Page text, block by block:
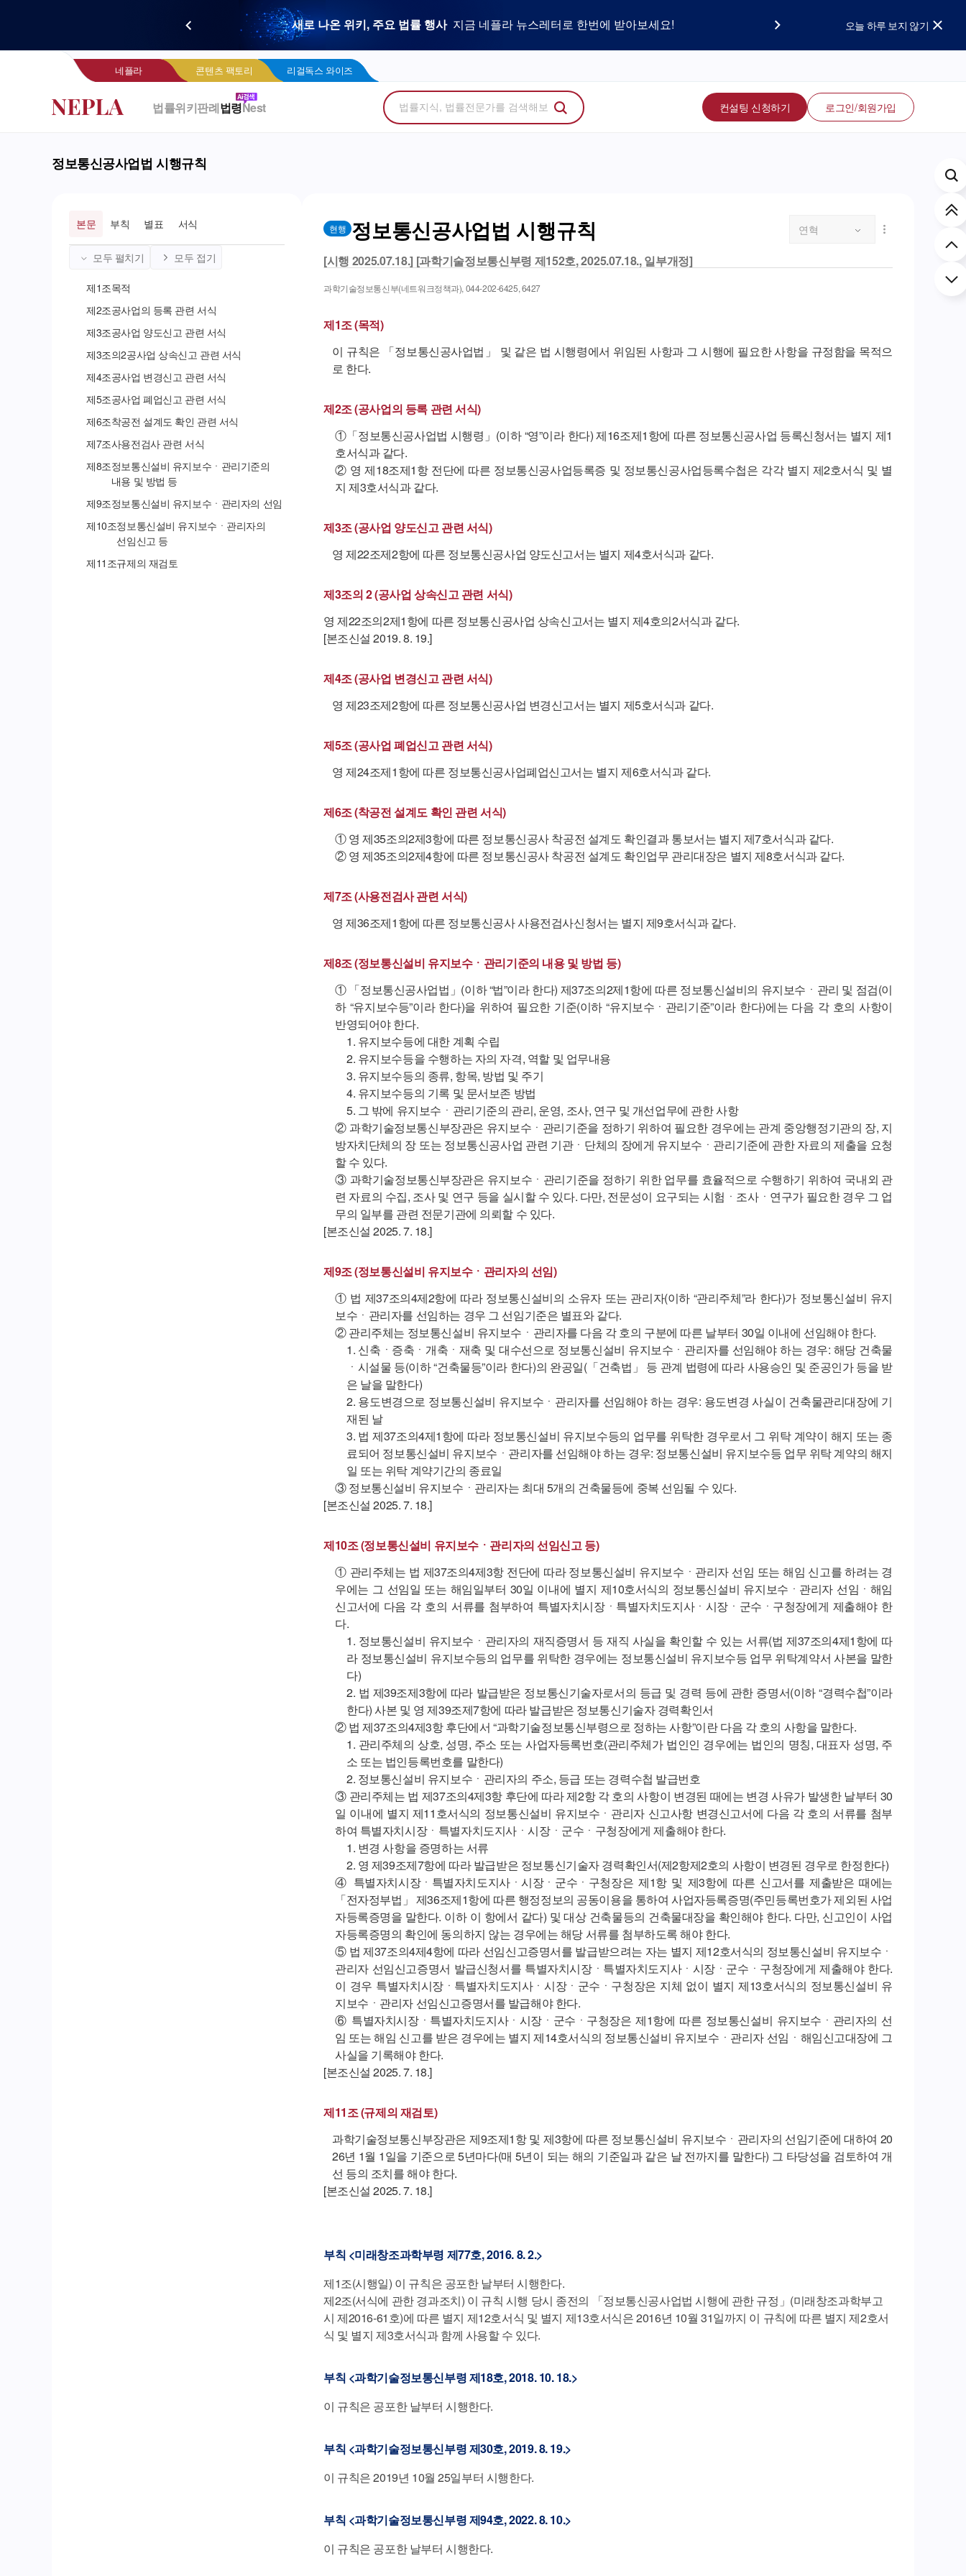
우리 로펌 홈페이지,
콘텐츠 팩토리에서 기고문 1개로 매일 연성하세요.
새로 나온 위키, 주요 법률 행사 지금 네플라 뉴스레터로 한번에 받아보세요!
LegalDocs
Wise 리걸독스 와이즈프로 사전등록 신청하기
네플라 광고 문의 법률 소비자에게 지금 당신의 브랜드를 보여주세요! 오늘 하루 보지 않기
네플라 콘텐츠 팩토리 리걸독스 와이즈
법률위키판례법령Nest 컨설팅 신청하기 로그인/회원가입
정보통신공사업법 시행규칙
본문 부칙 별표 서식
모두 펼치기 모두 접기
제1조목적
제2조공사업의 등록 관련 서식
제3조공사업 양도신고 관련 서식
제3조의2공사업 상속신고 관련 서식
제4조공사업 변경신고 관련 서식
제5조공사업 폐업신고 관련 서식
제6조착공전 설계도 확인 관련 서식
제7조사용전검사 관련 서식
제8조정보통신설비 유지보수ㆍ관리기준의
내용 및 방법 등
제9조정보통신설비 유지보수ㆍ관리자의 선임
제10조정보통신설비 유지보수ㆍ관리자의
선임신고 등
제11 조규제의 재검토
현행 정보통신공사업법 시행규칙 연혁
[시행 2025.07.18.] [과학기술정보통신부령 제152호, 2025.07.18., 일부개정]
과학기술정보통신부(네트워크정책과), 044-202-6425, 6427
제1조 (목적)
이 규칙은 「정보통신공사업법」 및 같은 법 시행령에서 위임된 사항과 그 시행에 필요한 사항을 규정함을 목적으
로 한다.
제2조 (공사업의 등록 관련 서식)
①「정보통신공사업법 시행령」(이하 “영”이라 한다) 제16조제1항에 따른 정보통신공사업 등록신청서는 별지 제1
호서식과 같다.
② 영 제18조제1항 전단에 따른 정보통신공사업등록증 및 정보통신공사업등록수첩은 각각 별지 제2호서식 및 별
지 제3호서식과 같다.
제3조 (공사업 양도신고 관련 서식)
영 제22조제2항에 따른 정보통신공사업 양도신고서는 별지 제4호서식과 같다.
제3조의 2 (공사업 상속신고 관련 서식)
영 제22조의2제1항에 따른 정보통신공사업 상속신고서는 별지 제4호의2서식과 같다.
[본조신설 2019. 8. 19.]
제4조 (공사업 변경신고 관련 서식)
영 제23조제2항에 따른 정보통신공사업 변경신고서는 별지 제5호서식과 같다.
제5조 (공사업 폐업신고 관련 서식)
영 제24조제1항에 따른 정보통신공사업폐업신고서는 별지 제6호서식과 같다.
제6조 (착공전 설계도 확인 관련 서식)
① 영 제35조의2제3항에 따른 정보통신공사 착공전 설계도 확인결과 통보서는 별지 제7호서식과 같다.
② 영 제35조의2제4항에 따른 정보통신공사 착공전 설계도 확인업무 관리대장은 별지 제8호서식과 같다.
제7조 (사용전검사 관련 서식)
영 제36조제1항에 따른 정보통신공사 사용전검사신청서는 별지 제9호서식과 같다.
제8조 (정보통신설비 유지보수ㆍ관리기준의 내용 및 방법 등)
① 「정보통신공사업법」(이하 “법”이라 한다) 제37조의2제1항에 따른 정보통신설비의 유지보수ㆍ관리 및 점검(이
하 “유지보수등”이라 한다)을 위하여 필요한 기준(이하 “유지보수ㆍ관리기준”이라 한다)에는 다음 각 호의 사항이
반영되어야 한다.
1. 유지보수등에 대한 계획 수립
2. 유지보수등을 수행하는 자의 자격, 역할 및 업무내용
3. 유지보수등의 종류, 항목, 방법 및 주기
4. 유지보수등의 기록 및 문서보존 방법
5. 그 밖에 유지보수ㆍ관리기준의 관리, 운영, 조사, 연구 및 개선업무에 관한 사항
② 과학기술정보통신부장관은 유지보수ㆍ관리기준을 정하기 위하여 필요한 경우에는 관계 중앙행정기관의 장, 지
방자치단체의 장 또는 정보통신공사업 관련 기관ㆍ단체의 장에게 유지보수ㆍ관리기준에 관한 자료의 제출을 요청
할 수 있다.
③ 과학기술정보통신부장관은 유지보수ㆍ관리기준을 정하기 위한 업무를 효율적으로 수행하기 위하여 국내외 관
련 자료의 수집, 조사 및 연구 등을 실시할 수 있다. 다만, 전문성이 요구되는 시험ㆍ조사ㆍ연구가 필요한 경우 그 업
무의 일부를 관련 전문기관에 의뢰할 수 있다.
[본조신설 2025. 7. 18.]
제9조 (정보통신설비 유지보수ㆍ관리자의 선임)
① 법 제37조의4제2항에 따라 정보통신설비의 소유자 또는 관리자(이하 “관리주체”라 한다)가 정보통신설비 유지
보수ㆍ관리자를 선임하는 경우 그 선임기준은 별표와 같다.
② 관리주체는 정보통신설비 유지보수ㆍ관리자를 다음 각 호의 구분에 따른 날부터 30일 이내에 선임해야 한다.
1. 신축ㆍ증축ㆍ개축ㆍ재축 및 대수선으로 정보통신설비 유지보수ㆍ관리자를 선임해야 하는 경우: 해당 건축물
ㆍ시설물 등(이하 “건축물등”이라 한다)의 완공일(「건축법」 등 관계 법령에 따라 사용승인 및 준공인가 등을 받
은 날을 말한다)
2. 용도변경으로 정보통신설비 유지보수ㆍ관리자를 선임해야 하는 경우: 용도변경 사실이 건축물관리대장에 기
재된 날
3. 법 제37조의4제1항에 따라 정보통신설비 유지보수등의 업무를 위탁한 경우로서 그 위탁 계약이 해지 또는 종
료되어 정보통신설비 유지보수ㆍ관리자를 선임해야 하는 경우: 정보통신설비 유지보수등 업무 위탁 계약의 해지
일 또는 위탁 계약기간의 종료일
③ 정보통신설비 유지보수ㆍ관리자는 최대 5개의 건축물등에 중복 선임될 수 있다.
[본조신설 2025. 7. 18.]
제10조 (정보통신설비 유지보수ㆍ관리자의 선임신고 등)
① 관리주체는 법 제37조의4제3항 전단에 따라 정보통신설비 유지보수ㆍ관리자 선임 또는 해임 신고를 하려는 경
우에는 그 선임일 또는 해임일부터 30일 이내에 별지 제10호서식의 정보통신설비 유지보수ㆍ관리자 선임ㆍ해임
신고서에 다음 각 호의 서류를 첨부하여 특별자치시장ㆍ특별자치도지사ㆍ시장ㆍ군수ㆍ구청장에게 제출해야 한
다.
1. 정보통신설비 유지보수ㆍ관리자의 재직증명서 등 재직 사실을 확인할 수 있는 서류(법 제37조의4제1항에 따
라 정보통신설비 유지보수등의 업무를 위탁한 경우에는 정보통신설비 유지보수등 업무 위탁계약서 사본을 말한
다)
2. 법 제39조제3항에 따라 발급받은 정보통신기술자로서의 등급 및 경력 등에 관한 증명서(이하 “경력수첩”이라
한다) 사본 및 영 제39조제7항에 따라 발급받은 정보통신기술자 경력확인서
② 법 제37조의4제3항 후단에서 “과학기술정보통신부령으로 정하는 사항”이란 다음 각 호의 사항을 말한다.
1. 관리주체의 상호, 성명, 주소 또는 사업자등록번호(관리주체가 법인인 경우에는 법인의 명칭, 대표자 성명, 주
소 또는 법인등록번호를 말한다)
2. 정보통신설비 유지보수ㆍ관리자의 주소, 등급 또는 경력수첩 발급번호
③ 관리주체는 법 제37조의4제3항 후단에 따라 제2항 각 호의 사항이 변경된 때에는 변경 사유가 발생한 날부터 30
일 이내에 별지 제11호서식의 정보통신설비 유지보수ㆍ관리자 신고사항 변경신고서에 다음 각 호의 서류를 첨부
하여 특별자치시장ㆍ특별자치도지사ㆍ시장ㆍ군수ㆍ구청장에게 제출해야 한다.
1. 변경 사항을 증명하는 서류
2. 영 제39조제7항에 따라 발급받은 정보통신기술자 경력확인서(제2항제2호의 사항이 변경된 경우로 한정한다)
④ 특별자치시장ㆍ특별자치도지사ㆍ시장ㆍ군수ㆍ구청장은 제1항 및 제3항에 따른 신고서를 제출받은 때에는
「전자정부법」 제36조제1항에 따른 행정정보의 공동이용을 통하여 사업자등록증명(주민등록번호가 제외된 사업
자등록증명을 말한다. 이하 이 항에서 같다) 및 대상 건축물등의 건축물대장을 확인해야 한다. 다만, 신고인이 사업
자등록증명의 확인에 동의하지 않는 경우에는 해당 서류를 첨부하도록 해야 한다.
⑤ 법 제37조의4제4항에 따라 선임신고증명서를 발급받으려는 자는 별지 제12호서식의 정보통신설비 유지보수ㆍ
관리자 선임신고증명서 발급신청서를 특별자치시장ㆍ특별자치도지사ㆍ시장ㆍ군수ㆍ구청장에게 제출해야 한다.
이 경우 특별자치시장ㆍ특별자치도지사ㆍ시장ㆍ군수ㆍ구청장은 지체 없이 별지 제13호서식의 정보통신설비 유
지보수ㆍ관리자 선임신고증명서를 발급해야 한다.
⑥ 특별자치시장ㆍ특별자치도지사ㆍ시장ㆍ군수ㆍ구청장은 제1항에 따른 정보통신설비 유지보수ㆍ관리자의 선
임 또는 해임 신고를 받은 경우에는 별지 제14호서식의 정보통신설비 유지보수ㆍ관리자 선임ㆍ해임신고대장에 그
사실을 기록해야 한다.
[본조신설 2025. 7. 18.]
제11조 (규제의 재검토)
과학기술정보통신부장관은 제9조제1항 및 제3항에 따른 정보통신설비 유지보수ㆍ관리자의 선임기준에 대하여 20
26년 1월 1일을 기준으로 5년마다(매 5년이 되는 해의 기준일과 같은 날 전까지를 말한다) 그 타당성을 검토하여 개
선 등의 조치를 해야 한다.
[본조신설 2025. 7. 18.]
부칙 <미래창조과학부령 제77호, 2016. 8. 2.>
제1조(시행일) 이 규칙은 공포한 날부터 시행한다.
제2조(서식에 관한 경과조치) 이 규칙 시행 당시 종전의 「정보통신공사업법 시행에 관한 규정」(미래창조과학부고
시 제2016-61호)에 따른 별지 제12호서식 및 별지 제13호서식은 2016년 10월 31일까지 이 규칙에 따른 별지 제2호서
식 및 별지 제3호서식과 함께 사용할 수 있다.
부칙 <과학기술정보통신부령 제18호, 2018. 10. 18.>
이 규칙은 공포한 날부터 시행한다.
부칙 <과학기술정보통신부령 제30호, 2019. 8. 19.>
이 규칙은 2019년 10월 25일부터 시행한다.
부칙 <과학기술정보통신부령 제94호, 2022. 8. 10.>
이 규칙은 공포한 날부터 시행한다.